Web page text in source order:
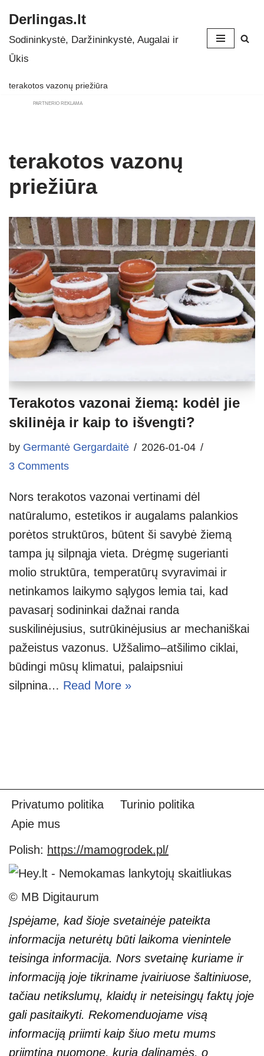
Skip
to
Derlingas.lt
Sodininkystė, Daržininkystė, Augalai ir
Ūkis
terakotos vazonų priežiūra
PARTNERIO REKLAMA
terakotos vazonų
priežiūra
Terakotos vazonai žiemą: kodėl jie
skilinėja ir kaip to išvengti?
by Germantė Gergardaitė
2026-01-04
3 Comments
Nors terakotos vazonai vertinami dėl
natūralumo, estetikos ir augalams palankios
porėtos struktūros, būtent ši savybė žiemą
tampa jų silpnąja vieta. Drėgmę sugerianti
molio struktūra, temperatūrų svyravimai ir
netinkamos laikymo sąlygos lemia tai, kad
pavasarį sodininkai dažnai randa
suskilinėjusius, sutrūkinėjusius ar mechaniškai
pažeistus vazonus. Užšalimo–atšilimo ciklai,
būdingi mūsų klimatui, palaipsniui
silpnina… Read More »
Privatumo politika
Turinio politika
Apie mus
Polish: https://mamogrodek.pl/
© MB Digitaurum
Įspėjame, kad šioje svetainėje pateikta
informacija neturėtų būti laikoma vienintele
teisinga informacija. Nors svetainę kuriame ir
informaciją joje tikriname įvairiuose šaltiniuose,
tačiau netikslumų, klaidų ir neteisingų faktų joje
gali pasitaikyti. Rekomenduojame visą
informaciją priimti kaip šiuo metu mums
priimtiną nuomonę, kuria dalinamės, o